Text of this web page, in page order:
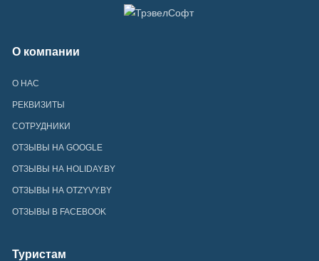
О компании
О НАС
РЕКВИЗИТЫ
СОТРУДНИКИ
ОТЗЫВЫ НА GOOGLE
ОТЗЫВЫ НА HOLIDAY.BY
ОТЗЫВЫ НА OTZYVY.BY
ОТЗЫВЫ В FACEBOOK
Туристам